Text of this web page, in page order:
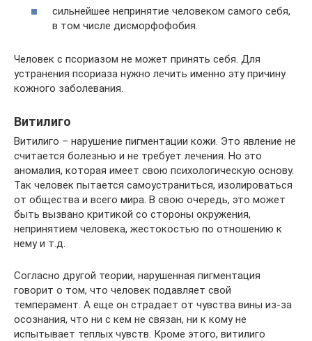
сильнейшее непринятие человеком самого себя,
в том числе дисморфофобия.
Человек с псориазом не может принять себя. Для
устранения псориаза нужно лечить именно эту причину
кожного заболевания.
Витилиго
Витилиго – нарушение пигментации кожи. Это явление не
считается болезнью и не требует лечения. Но это
аномалия, которая имеет свою психологическую основу.
Так человек пытается самоустраниться, изолироваться
от общества и всего мира. В свою очередь, это может
быть вызвано критикой со стороны окружения,
непринятием человека, жестокостью по отношению к
нему и т.д.
Согласно другой теории, нарушенная пигментация
говорит о том, что человек подавляет свой
темперамент. А еще он страдает от чувства вины из-за
осознания, что ни с кем не связан, ни к кому не
испытывает теплых чувств. Кроме этого, витилиго